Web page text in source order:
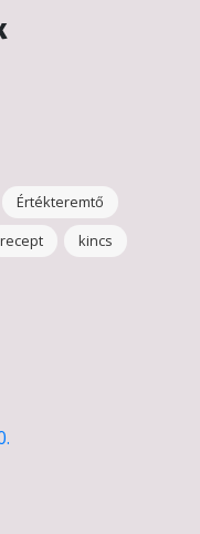
Értékteremtő
recept
kincs